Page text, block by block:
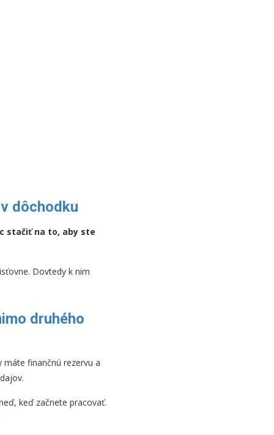
dôchodku
stačiť na to, aby ste
Dovtedy k nim
druhého
finančnú rezervu a
keď začnete pracovať.